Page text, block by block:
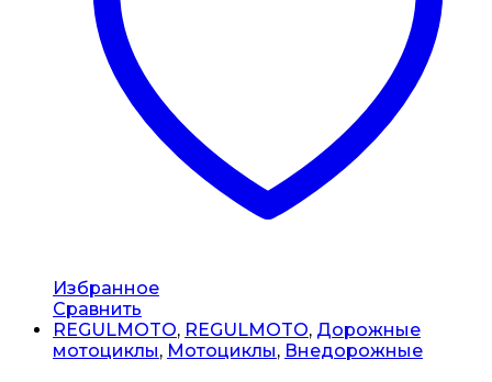
Избранное
Сравнить
REGULMOTO, REGULMOTO, Дорожные
мотоциклы, Мотоциклы, Внедорожные